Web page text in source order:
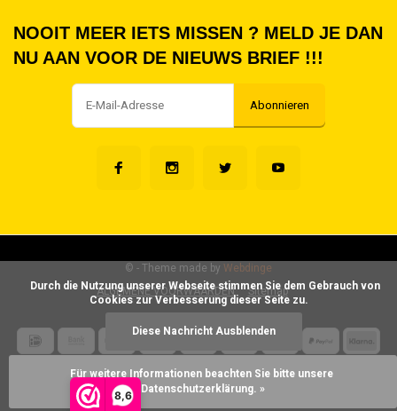
8,6
NOOIT MEER IETS MISSEN ? MELD JE DAN
NU AAN VOOR DE NIEUWS BRIEF !!!
Abonnieren
ALGEMENE VOORWAARDEN Sitemap
© - Theme made by Webdinge
Cookies zur Verbesserung dieser Seite zu.
Diese Nachricht Ausblenden
Für weitere Informationen beachten Sie bitte unsere
Datenschutzerklärung. »